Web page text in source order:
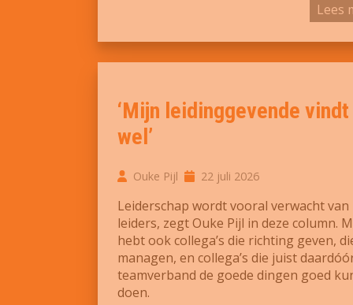
Lees
‘Mijn leidinggevende vindt
wel’
Ouke Pijl 22 juli 2026
Leiderschap wordt vooral verwacht van
leiders, zegt Ouke Pijl in deze column.
hebt ook collega’s die richting geven,
managen, en collega’s die juist
teamverband de goede dingen goed
doen.